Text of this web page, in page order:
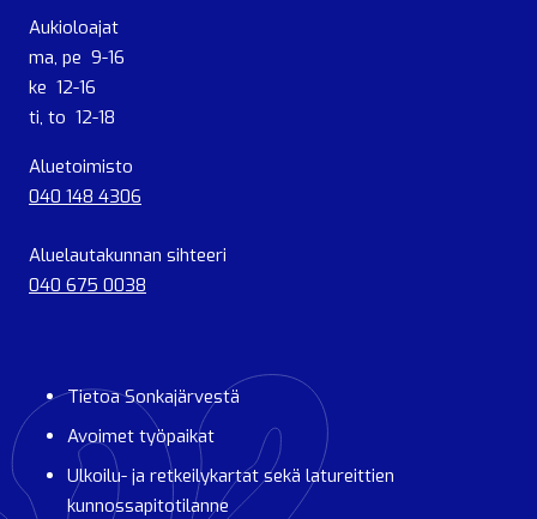
Aukioloajat
ma, pe 9-16
ke 12-16
ti, to 12-18
Aluetoimisto
040 148 4306
Aluelautakunnan sihteeri
040 675 0038
Tietoa Sonkajärvestä
Avoimet työpaikat
Ulkoilu- ja retkeilykartat sekä latureittien
kunnossapitotilanne